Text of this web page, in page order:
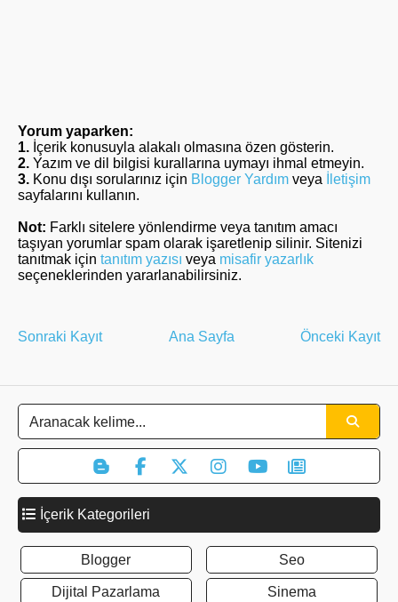
Yorum yaparken:
1. İçerik konusuyla alakalı olmasına özen gösterin.
2. Yazım ve dil bilgisi kurallarına uymayı ihmal etmeyin.
3. Konu dışı sorularınız için Blogger Yardım veya
İletişim
sayfalarını kullanın.
Not: Farklı sitelere yönlendirme veya tanıtım amacı
taşıyan yorumlar spam olarak işaretlenip silinir. Sitenizi
tanıtmak için tanıtım yazısı veya misafir yazarlık
seçeneklerinden yararlanabilirsiniz.
Sonraki Kayıt Önceki Kayıt
Ana Sayfa
İçerik Kategorileri
Blogger
Dijital Pazarlama
Seo
Sinema